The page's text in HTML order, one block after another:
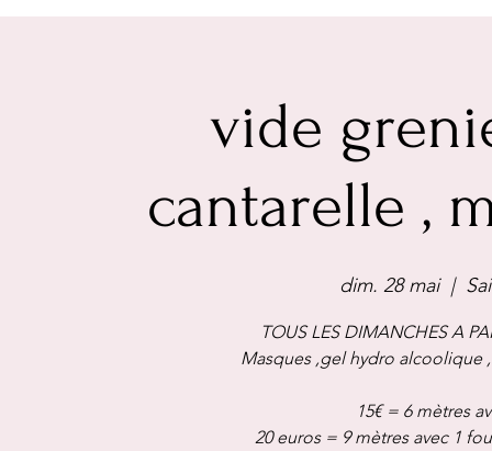
vide
cantarelle ,
dim. 28 mai
  |
TOUS LES DIMANCHES A
Masques ,gel hydro alcoolique
15€ = 6 mètres
20 euros = 9 mètres avec 1